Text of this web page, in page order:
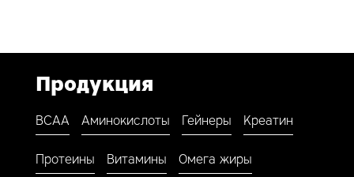
Продукция
BCAA Аминокислоты Гейнеры Креатин
Протеины Витамины Омега жиры